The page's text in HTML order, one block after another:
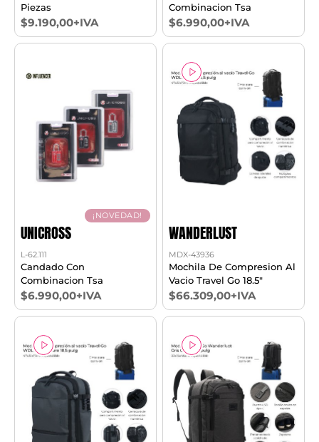
Piezas
$9.190,00+IVA
Combinacion Tsa
$6.990,00+IVA
¡NOVEDAD!
UNICROSS
L-62.111
Candado Con
Combinacion Tsa
$6.990,00+IVA
WANDERLUST
MDX-43936
Mochila De Compresion Al
Vacio Travel Go 18.5"
$66.309,00+IVA